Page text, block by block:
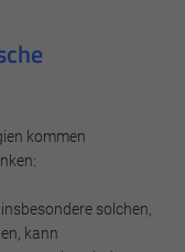
kommen
solchen,
kann